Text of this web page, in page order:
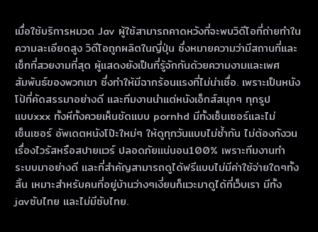
เมื่อใช้บริการหมวด Jav ผู้ใช้สามารถคาดหวังที่จะพบวิดีโอที่ถ่ายทําใน
ความละเอียดสูง วิดีโอถูกผลิตในญี่ปุ่น ซึ่งหมายความว่ามีสถานที่และ
เซ็ทที่สวยงามที่สุด ผู้แสดงยังเป็นที่รู้จักกันด้วยความงามและเพศ
สัมพันธ์ของพวกเขา ซึ่งทําให้มีฉากร้อนแรงที่ไม่น่าเชื่อ. เพราะเป็นหนัง
โป้ที่คัดสรรมาอย่างดี และทีมงานนำแต่หนังเอ็กส์สนุกๆ ทุกรูป
แบบxxx ทั้งหีทั้งควยเห็นชัดแบบ pornhd มีทั้งเซ็นเซอร์และไม่
เซ็นเซอร์ อัพเดตหนังโป๊ะใหม่ๆ ให้ดูทุกวันแบบไม่ซ้ำกัน ไม่ต้องกังวน
เรื่องไวรัสหรือสปายแวร์ ปลอดภัยแน่นอน100% เพราะทีมงานทำ
ระบบมาอย่างดี และที่สำคัญสามารถดูได้ฟรีแบบไม่มีค่าใช้จ่ายใดๆทั้ง
สิ้น เหมาะสำหรับคนที่อยู่บ้านว่างๆเงี่ยนก็แวะมาดูได้ที่เว็บเรา มีทั้ง
javซับไทย และไม่มีซับไทย.